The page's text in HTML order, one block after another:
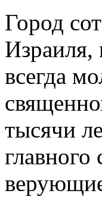
Город
Израиля,
всегда
тысячи
главного